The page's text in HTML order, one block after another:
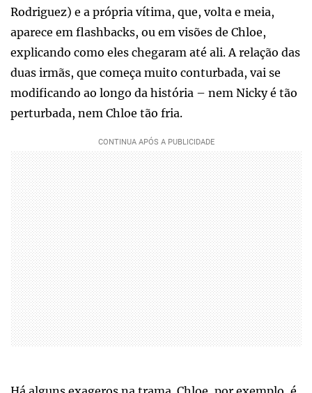
Rodriguez) e a própria vítima, que, volta e meia,
aparece em flashbacks, ou em visões de Chloe,
explicando como eles chegaram até ali. A relação das
duas irmãs, que começa muito conturbada, vai se
modificando ao longo da história – nem Nicky é tão
perturbada, nem Chloe tão fria.